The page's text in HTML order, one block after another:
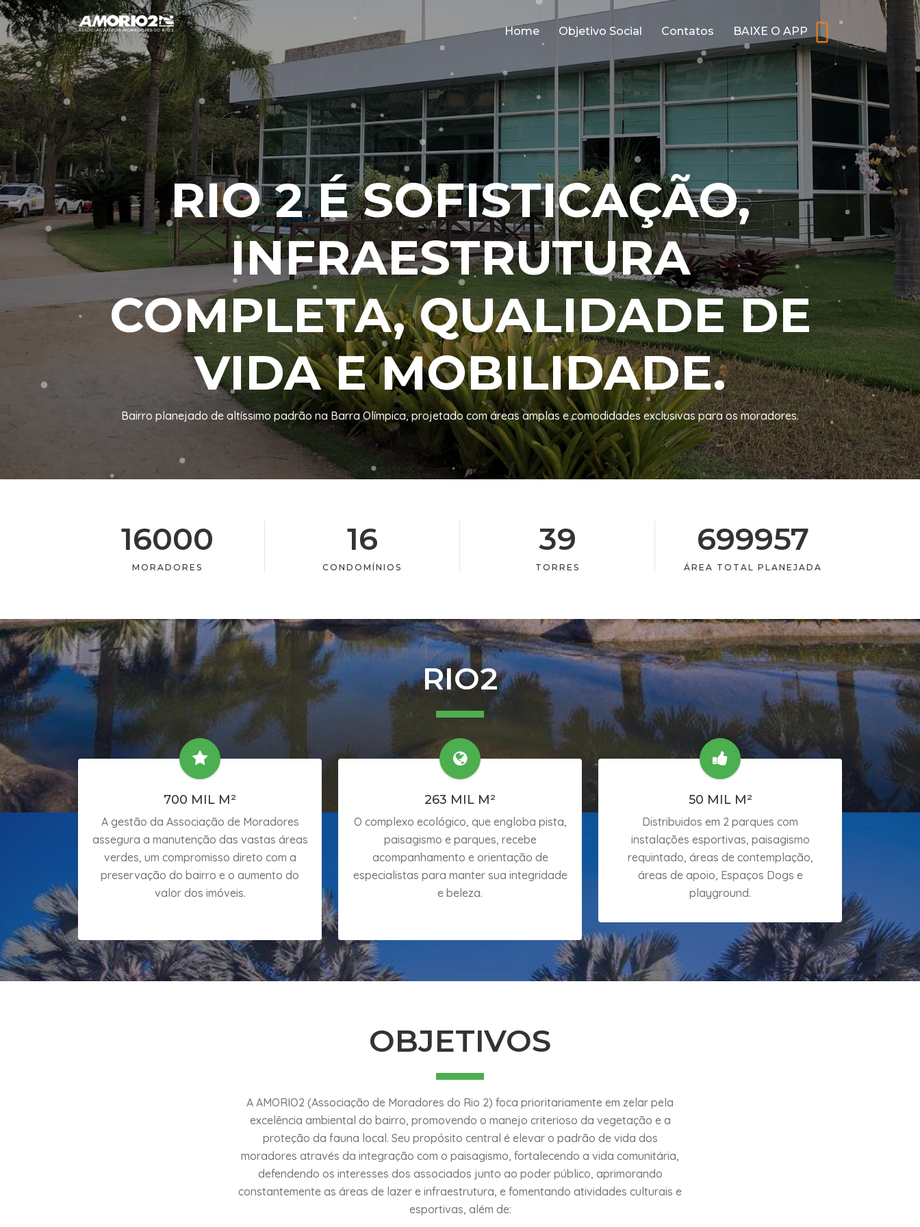
Home Objetivo Social Contatos BAIXE O APP
RIO 2 É SOFISTICAÇÃO,
INFRAESTRUTURA
COMPLETA, QUALIDADE DE
VIDA E MOBILIDADE.
Bairro planejado de altíssimo padrão na Barra Olímpica, projetado com áreas amplas e comodidades exclusivas para os moradores.
16000
MORADORES
16
CONDOMÍNIOS
39
TORRES
699957
ÁREA TOTAL PLANEJADA
RIO2
700 MIL M²
A gestão da Associação de Moradores
assegura a manutenção das vastas áreas
verdes, um compromisso direto com a
preservação do bairro e o aumento do
valor dos imóveis.
263 MIL M²
O complexo ecológico, que engloba pista,
paisagismo e parques, recebe
acompanhamento e orientação de
especialistas para manter sua integridade
e beleza.
50 MIL M²
Distribuidos em 2 parques com
instalações esportivas, paisagismo
requintado, áreas de contemplação,
áreas de apoio, Espaços Dogs e
playground.
OBJETIVOS
A AMORIO2 (Associação de Moradores do Rio 2) foca prioritariamente em zelar pela
excelência ambiental do bairro, promovendo o manejo criterioso da vegetação e a
proteção da fauna local. Seu propósito central é elevar o padrão de vida dos
moradores através da integração com o paisagismo, fortalecendo a vida comunitária,
defendendo os interesses dos associados junto ao poder público, aprimorando
constantemente as áreas de lazer e infraestrutura, e fomentando atividades culturais e
esportivas, além de: